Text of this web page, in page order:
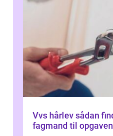
Vvs hårlev sådan finder du den rette
fagmand til opgaven